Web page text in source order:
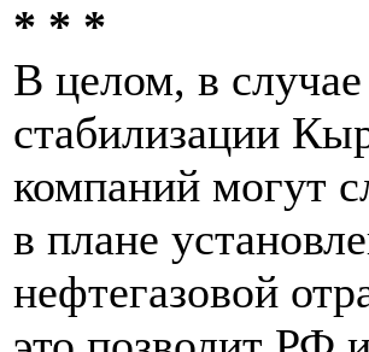
* * *
В целом, в
стабилизации
компаний могут
в плане
нефтегазовой